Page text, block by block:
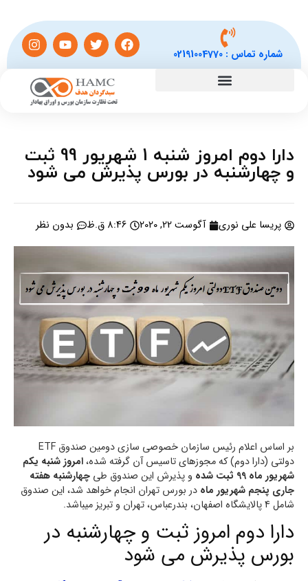
شماره تماس :02191004770
دارا دوم امروز شنبه 1 شهریور 99 ثبت
و چهارشنبه در بورس پذیرش می شود
پریسا علی نوری آگوست 22, 2020 8:46 ق.ظ بدون نظر
بر اساس اعلام رئیس سازمان خصوصی سازی دومین صندوق ETF
دولتی (دارا دوم) که مجوزهای تاسیس آن گرفته شده،امروز شنبه یکم
شهریور ماه 99 ثبت شده
و پذیرش این صندوق طی چهارشنبه هفته
جاری پنجم شهریور ماه در بورس تهران انجام خواهد شد، این صندوق
شامل 4 پالایشگاه اصفهان، بندرعباس، تهران و تبریز میباشد.
دارا دوم امروز ثبت و چهارشنبه در
بورس پذیرش می شود